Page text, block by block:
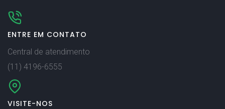
ENTRE EM CONTATO
Central de atendimento
(11) 4196-6555
VISITE-NOS